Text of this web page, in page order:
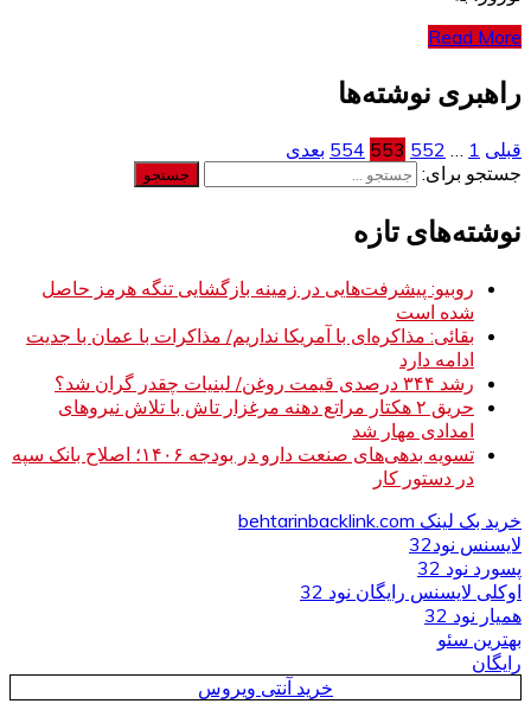
Read More
راهبری نوشته‌ها
قبلی 1
552
553
554 بعدی
جستجو برای:
نوشته‌های تازه
روبیو: پیشرفت‌هایی در زمینه بازگشایی تنگه هرمز حاصل
شده است
بقائی: مذاکره‌ای با آمریکا نداریم/ مذاکرات با عمان با جدیت
ادامه دارد
رشد ۳۴۴ درصدی قیمت روغن/ لبنیات چقدر گران شد؟
حریق ۲ هکتار مراتع دهنه مرغزار تاش با تلاش نیروهای
امدادی مهار شد
تسویه بدهی‌های صنعت دارو در بودجه ۱۴۰۶؛ اصلاح بانک سپه
در دستور کار
خرید بک لینک behtarinbacklink.com
لایسنس نود32
پسورد نود 32
اوکلی لایسنس رایگان نود 32
همیار نود 32
بهترین سئو
رایگان
خرید آنتی ویروس